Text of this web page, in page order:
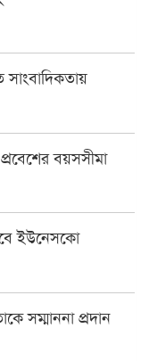
সাংবাদিকতায়
বয়সসীমা
ইউনেসকো
সম্মাননা প্রদান